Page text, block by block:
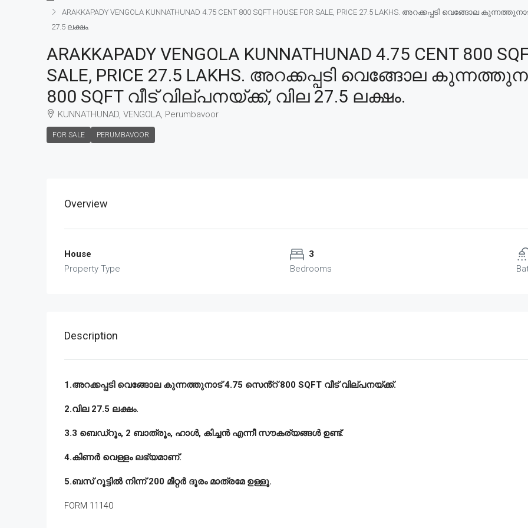
ARAKKAPADY VENGOLA KUNNATHUNAD 4.75 CENT 800 SQFT HOUSE FOR SALE, PRICE 27.5 LAKHS. അറക്കപ്പടി വെങ്ങോല
27.5 ലക്ഷം.
ARAKKAPADY VENGOLA KUNNATHUNAD 4.75 CENT 800
SALE, PRICE 27.5 LAKHS. അറക്കപ്പടി വെങ്ങോല
800 SQFT വീട് വില്പനയ്ക്ക്, വില 27.5 ലക്ഷം.
KUNNATHUNAD, VENGOLA, Perumbavoor
FOR SALE PERUMBAVOOR
Overview
House
Property Type
3
Bedrooms
Description
1.അറക്കപ്പടി വെങ്ങോല കുന്നത്തുനാട് 4.75 സെൻ്റ് 800 SQFT വീട് വില്പനയ്ക്ക്.
2.വില 27.5 ലക്ഷം.
3.3 ബെഡ്‌റൂം, 2 ബാത്രൂം, ഹാൾ, കിച്ചൻ എന്നീ സൗകര്യങ്ങൾ ഉണ്ട്‌.
4.കിണർ വെള്ളം ലഭ്യമാണ്.
5.ബസ് റൂട്ടിൽ നിന്ന് 200 മീറ്റർ ദൂരം മാത്രമേ ഉള്ളൂ.
FORM 11140